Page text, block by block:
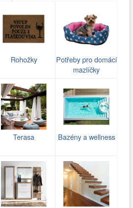
Rohožky
Potřeby pro domácí
mazlíčky
Terasa Bazény a wellness